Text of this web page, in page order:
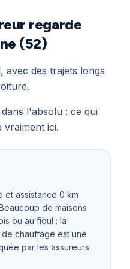
regarde
(52)
avec des trajets longs
l'absolu : ce qui
ici.
et assistance 0 km
de maisons
ou au fioul : la
chauffage est une
par les assureurs